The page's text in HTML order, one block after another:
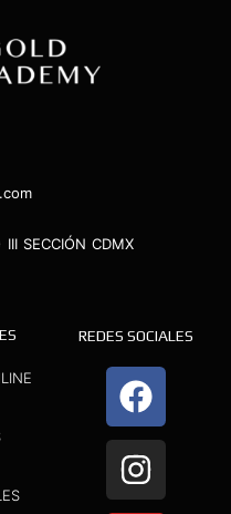
SECCIÓN CDMX
REDES SOCIALES
F
a
c
e
I
n
s
t
Y
o
u
t